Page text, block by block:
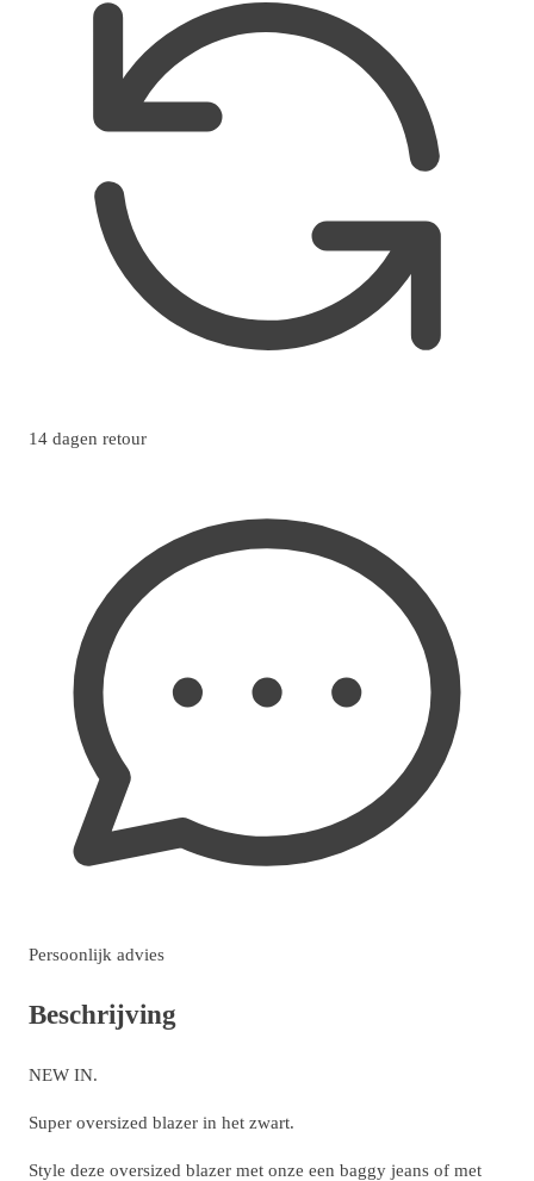
14 dagen retour
Persoonlijk advies
Beschrijving
NEW IN.
Super oversized blazer in het zwart.
Style deze oversized blazer met onze een baggy jeans of met